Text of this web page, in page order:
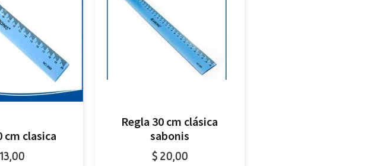
cm clasica
13,00
Regla 30 cm clásica
sabonis
$20,00